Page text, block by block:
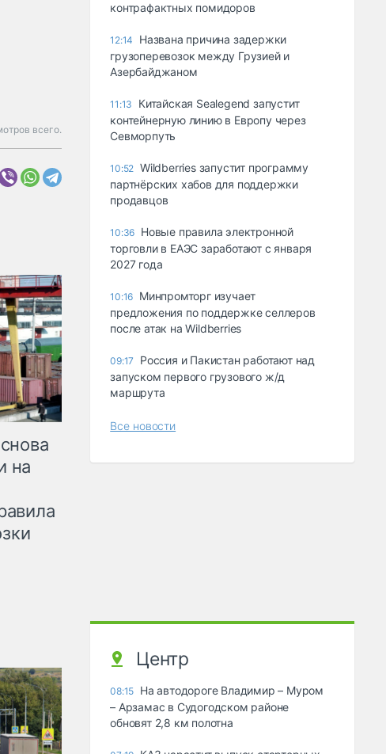
всего.
на
контрафактных помидоров
12:14
Названа причина задержки
грузоперевозок между Грузией и
Азербайджаном
11:13
Китайская Sealegend запустит
контейнерную линию в Европу через
Севморпуть
10:52 Wildberries запустит программу
партнёрских хабов для поддержки
продавцов
10:36 Новые правила электронной
торговли в ЕАЭС заработают с января
2027 года
10:16 Минпромторг изучает
предложения по поддержке селлеров
после атак на Wildberries
09:17
Россия и Пакистан работают над
запуском первого грузового ж/д
маршрута
Все новости
Центр
08:15 На автодороге Владимир – Муром
– Арзамас в Судогодском районе
обновят 2,8 км полотна